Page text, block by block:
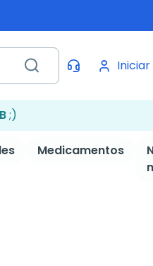
Iniciar
;)
Medicamentos